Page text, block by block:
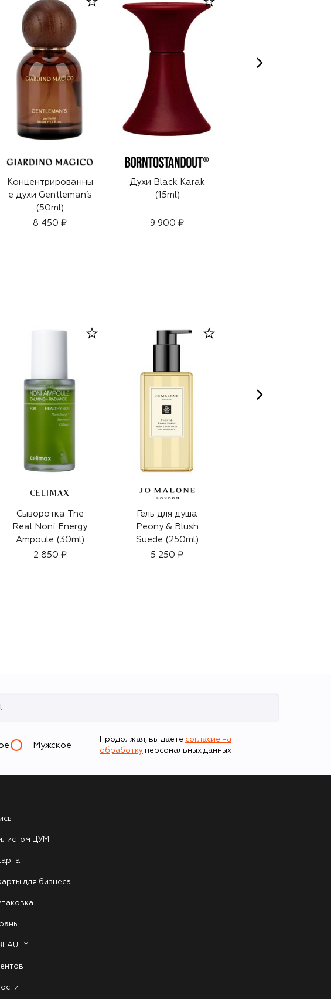
Концентрированны
е духи Gentleman’s
(50ml)
8 450 ₽
Духи Black Karak
(15ml)
9 900 ₽
CELIMAX
Сыворотка The
Real Noni Energy
Ampoule (30ml)
2 850 ₽
Гель для душа
Peony & Blush
Suede (250ml)
5 250 ₽
Мужское
Продолжая, вы даете согласие на
обработку персональных данных
ЦУМ
для бизнеса